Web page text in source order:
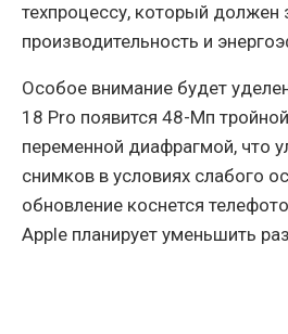
техпроцессу, который должен
производительность и
Особое внимание будет
18 Pro появится 48-Мп
переменной диафрагмой, что
снимков в условиях слабого
обновление коснется
Apple планирует уменьшить